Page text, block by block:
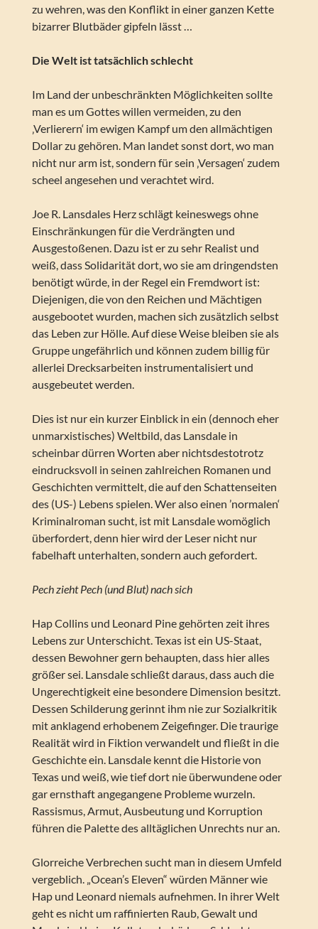
zu wehren, was den Konflikt in einer ganzen Kette
bizarrer Blutbäder gipfeln lässt …
Die Welt ist tatsächlich schlecht
Im Land der unbeschränkten Möglichkeiten sollte
man es um Gottes willen vermeiden, zu den
‚Verlierern‘ im ewigen Kampf um den allmächtigen
Dollar zu gehören. Man landet sonst dort, wo man
nicht nur arm ist, sondern für sein ‚Versagen‘ zudem
scheel angesehen und verachtet wird.
Joe R. Lansdales Herz schlägt keineswegs ohne
Einschränkungen für die Verdrängten und
Ausgestoßenen. Dazu ist er zu sehr Realist und
weiß, dass Solidarität dort, wo sie am dringendsten
benötigt würde, in der Regel ein Fremdwort ist:
Diejenigen, die von den Reichen und Mächtigen
ausgebootet wurden, machen sich zusätzlich selbst
das Leben zur Hölle. Auf diese Weise bleiben sie als
Gruppe ungefährlich und können zudem billig für
allerlei Drecksarbeiten instrumentalisiert und
ausgebeutet werden.
Dies ist nur ein kurzer Einblick in ein (dennoch eher
unmarxistisches) Weltbild, das Lansdale in
scheinbar dürren Worten aber nichtsdestotrotz
eindrucksvoll in seinen zahlreichen Romanen und
Geschichten vermittelt, die auf den Schattenseiten
des (US-) Lebens spielen. Wer also einen ’normalen‘
Kriminalroman sucht, ist mit Lansdale womöglich
überfordert, denn hier wird der Leser nicht nur
fabelhaft unterhalten, sondern auch gefordert.
Pech zieht Pech (und Blut) nach sich
Hap Collins und Leonard Pine gehörten zeit ihres
Lebens zur Unterschicht. Texas ist ein US-Staat,
dessen Bewohner gern behaupten, dass hier alles
größer sei. Lansdale schließt daraus, dass auch die
Ungerechtigkeit eine besondere Dimension besitzt.
Dessen Schilderung gerinnt ihm nie zur Sozialkritik
mit anklagend erhobenem Zeigefinger. Die traurige
Realität wird in Fiktion verwandelt und fließt in die
Geschichte ein. Lansdale kennt die Historie von
Texas und weiß, wie tief dort nie überwundene oder
gar ernsthaft angegangene Probleme wurzeln.
Rassismus, Armut, Ausbeutung und Korruption
führen die Palette des alltäglichen Unrechts nur an.
Glorreiche Verbrechen sucht man in diesem Umfeld
vergeblich. „Ocean’s Eleven“ würden Männer wie
Hap und Leonard niemals aufnehmen. In ihrer Welt
geht es nicht um raffinierten Raub, Gewalt und